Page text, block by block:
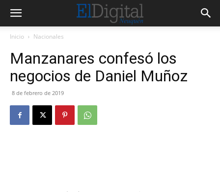
Inicio Nacionales
Manzanares confesó los
negocios de Daniel Muñoz
8 de febrero de 2019